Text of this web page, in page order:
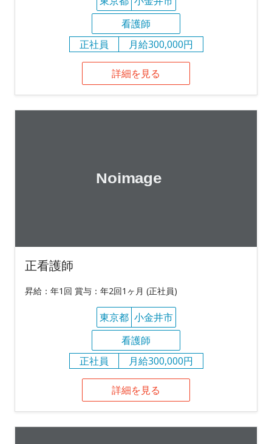
看護師
正社員
月給300,000円
詳細を見る
正看護師
昇給：年1回 賞与：年2回1ヶ月 (正社員)
東京都 小金井市
看護師
正社員
月給300,000円
詳細を見る